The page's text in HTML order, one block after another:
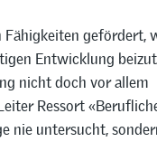
gefördert,
Entwicklung
nicht doch vor allem
Ressort
nie untersucht,